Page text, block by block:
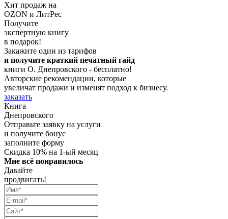
Хит продаж на
OZON и ЛитРес
Получите
экспертную книгу
в подарок!
Закажите один из тарифов
и получите краткий печатный гайд
книги О. Днепровского - бесплатно!
Авторские рекомендации, которые
увеличат продажи и изменят подход к бизнесу.
заказать
Книга
Днепровского
Отправьте заявку на услуги
и получите бонус
заполните форму
Скидка 10% на 1-ый месяц
Мне всё понравилось
Давайте
продвигать!